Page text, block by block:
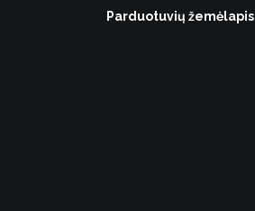
Parduotuvių žemėlapis